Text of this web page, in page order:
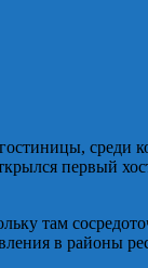
первый
там
в районы